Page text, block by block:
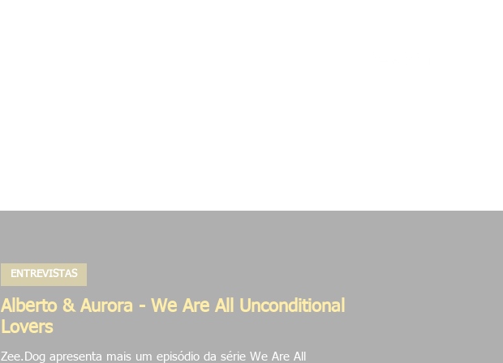
Alberto & Aurora - We Are All Unconditional
Lovers
Zee.Dog apresenta mais um episódio da série We Are All
ENTREVISTAS